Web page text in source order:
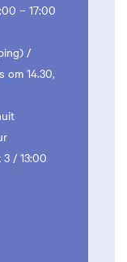
– 17:00
/
om 14.30,
3 / 13:00